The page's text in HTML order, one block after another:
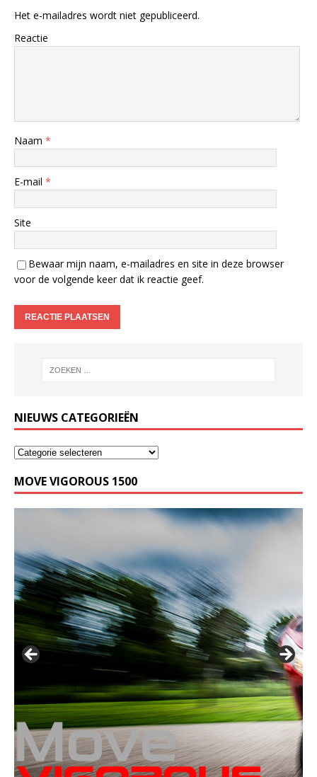
Het e-mailadres wordt niet gepubliceerd.
Reactie
Naam *
E-mail *
Site
Bewaar mijn naam, e-mailadres en site in deze browser
voor de volgende keer dat ik reactie geef.
NIEUWS CATEGORIEËN
MOVE VIGOROUS 1500